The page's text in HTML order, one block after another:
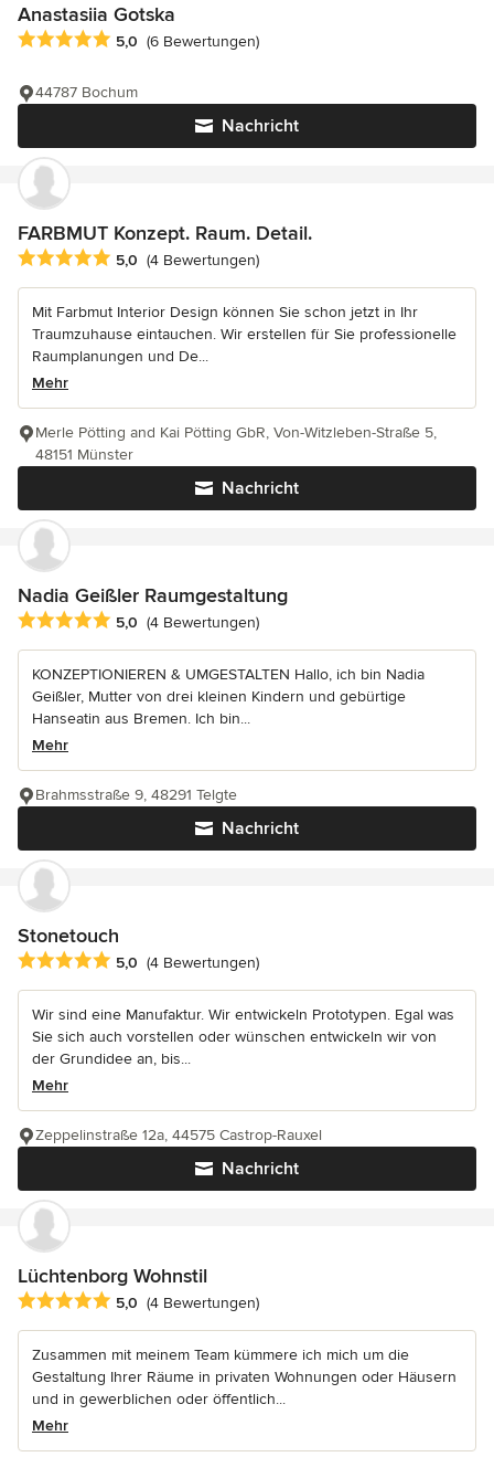
Anastasiia Gotska
Durchschnittliche Bewertung: 5 von 5 Sternen
5,0 (6 Bewertungen)
Nachricht
44787 Bochum
FARBMUT Konzept. Raum. Detail.
Durchschnittliche Bewertung: 5 von 5 Sternen
5,0 (4 Bewertungen)
Mit Farbmut Interior Design können Sie schon jetzt in Ihr
Traumzuhause eintauchen. Wir erstellen für Sie professionelle
Raumplanungen und De...
Mehr
Nachricht
Merle Pötting and Kai Pötting GbR, Von-Witzleben-Straße 5,
48151 Münster
Nadia Geißler Raumgestaltung
Durchschnittliche Bewertung: 5 von 5 Sternen
5,0 (4 Bewertungen)
KONZEPTIONIEREN & UMGESTALTEN Hallo, ich bin Nadia
Geißler, Mutter von drei kleinen Kindern und gebürtige
Hanseatin aus Bremen. Ich bin...
Mehr
Nachricht
Brahmsstraße 9, 48291 Telgte
Stonetouch
Durchschnittliche Bewertung: 5 von 5 Sternen
5,0 (4 Bewertungen)
Wir sind eine Manufaktur. Wir entwickeln Prototypen. Egal was
Sie sich auch vorstellen oder wünschen entwickeln wir von
der Grundidee an, bis...
Mehr
Nachricht
Zeppelinstraße 12a, 44575 Castrop-Rauxel
Lüchtenborg Wohnstil
Durchschnittliche Bewertung: 5 von 5 Sternen
5,0 (4 Bewertungen)
Zusammen mit meinem Team kümmere ich mich um die
Gestaltung Ihrer Räume in privaten Wohnungen oder Häusern
und in gewerblichen oder öffentlich...
Mehr